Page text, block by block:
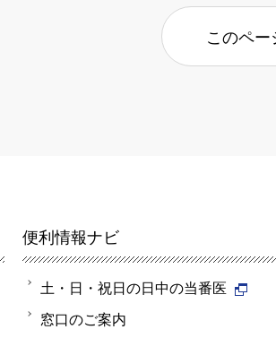
このペ
便利情報ナビ
土・日・祝日の日中の当番医
窓口のご案内